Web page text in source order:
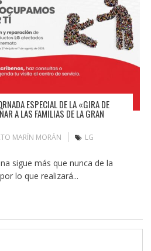
ESPECIAL DE LA «GIRA DE
A LAS FAMILIAS DE LA GRAN
MARÍN MORÁN
LG
sigue más que nunca de la
lo que realizará...